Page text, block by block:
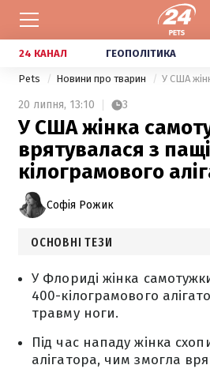
24 КАНАЛ ГЕОПОЛІТИКА
Pets Новини про тварин
20 липня, 13:10 3
У США жінка
врятувалася з
кілограмового
Софія Рожик
ОСНОВНІ ТЕЗИ
У Флориді жінка
400-кілограмового
травму ноги.
Під час нападу жінка
алігатора, чим змогла